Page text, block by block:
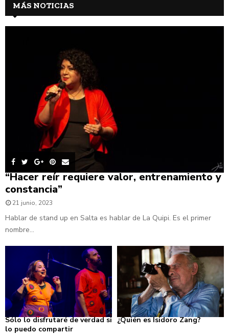
MÁS NOTICIAS
“Hacer reír requiere valor, entrenamiento y
constancia”
21 junio, 2023
Hablar de stand up en Salta es hablar de La Quipi. Es el primer
nombre...
Sólo lo disfrutaré de verdad si
lo puedo compartir
¿Quién es Isidoro Zang?